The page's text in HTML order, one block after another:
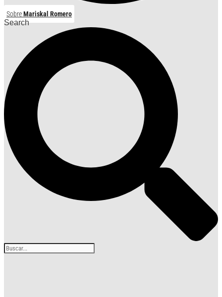
SobreMariskal Romero
Search